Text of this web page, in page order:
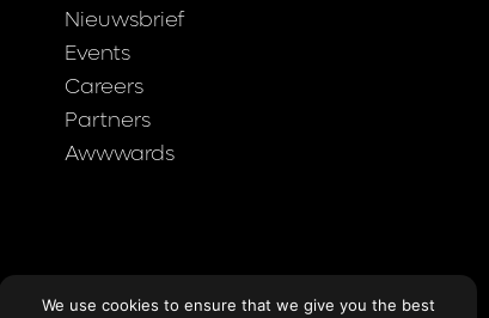
Nieuwsbrief
Events
Careers
Partners
Awwwards
We use cookies to ensure that we give you the best